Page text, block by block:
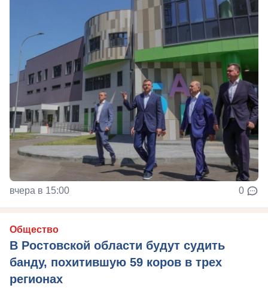
вчера в 15:00 0
Общество
В Ростовской области будут судить
банду, похитившую 59 коров в трех
регионах